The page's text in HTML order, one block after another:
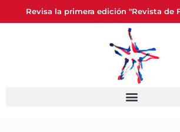
Revisa la primera edición "Revista de